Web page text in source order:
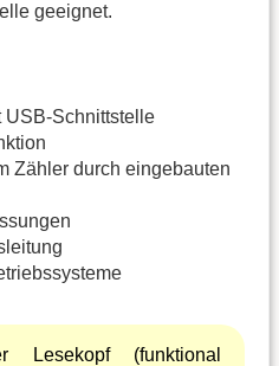
geeignet.
USB-Schnittstelle
Zähler durch eingebauten
Lesekopf (funktional